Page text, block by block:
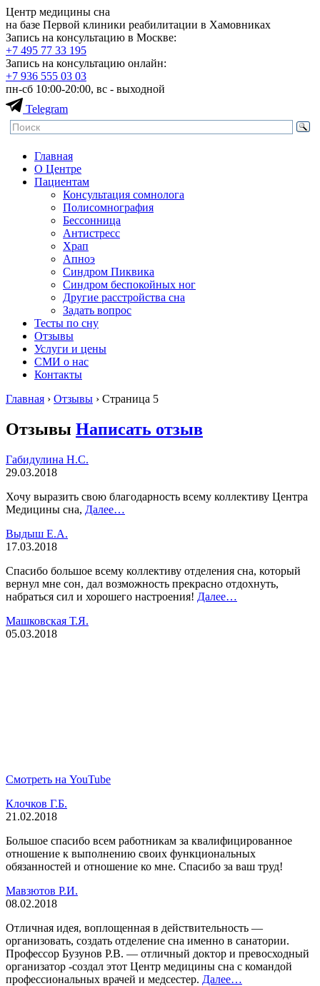
Центр медицины сна
на базе Первой клиники реабилитации в Хамовниках
Запись на консультацию в Москве:
+7 495 77 33 195
Запись на консультацию онлайн:
+7 936 555 03 03
пн-сб 10:00-20:00, вс - выходной
Telegram
Главная
О Центре
Пациентам
Консультация сомнолога
Полисомнография
Бессонница
Антистресс
Храп
Апноэ
Синдром Пиквика
Синдром беспокойных ног
Другие расстройства сна
Задать вопрос
Тесты по сну
Отзывы
Услуги и цены
СМИ о нас
Контакты
Главная › Отзывы › Страница 5
Отзывы Написать отзыв
Габидулина Н.С.
29.03.2018
Хочу выразить свою благодарность всему коллективу Центра
Медицины сна, Далее…
Выдыш Е.А.
17.03.2018
Спасибо большое всему коллективу отделения сна, который
вернул мне сон, дал возможность прекрасно отдохнуть,
набраться сил и хорошего настроения! Далее…
Машковская Т.Я.
05.03.2018
Смотреть на YouTube
Клочков Г.Б.
21.02.2018
Большое спасибо всем работникам за квалифицированное
отношение к выполнению своих функциональных
обязанностей и отношение ко мне. Спасибо за ваш труд!
Мавзютов Р.И.
08.02.2018
Отличная идея, воплощенная в действительность —
организовать, создать отделение сна именно в санатории.
Профессор Бузунов Р.В. — отличный доктор и превосходный
организатор -создал этот Центр медицины сна с командой
профессиональных врачей и медсестер. Далее…